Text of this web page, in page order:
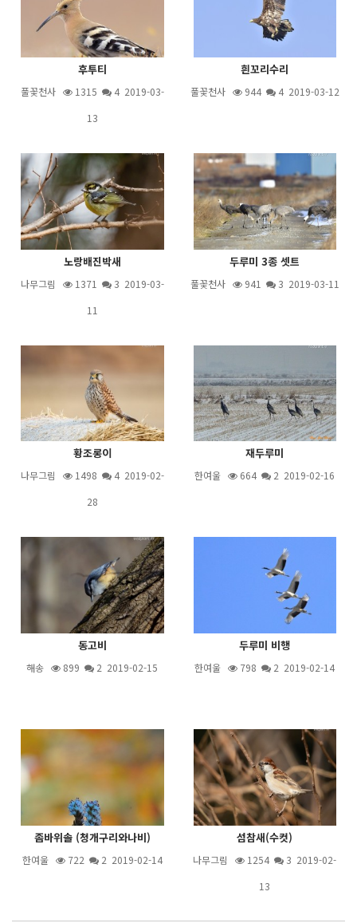
후투티
풀꽃천사 1315 42019-03-
13
흰꼬리수리
풀꽃천사 944 42019-03-12
노랑배진박새
나무그림 1371 3 2019-03-
11
두루미 3종 셋트
풀꽃천사 941 3 2019-03-11
황조롱이
나무그림 1498 42019-02-
28
재두루미
한여울 664 2 2019-02-16
동고비
해송 899 2 2019-02-15
두루미 비행
한여울 798 2 2019-02-14
좀바위솔 (청개구리와나비)
한여울 722 2 2019-02-14
섬참새(수컷)
나무그림 1254 3 2019-02-
13